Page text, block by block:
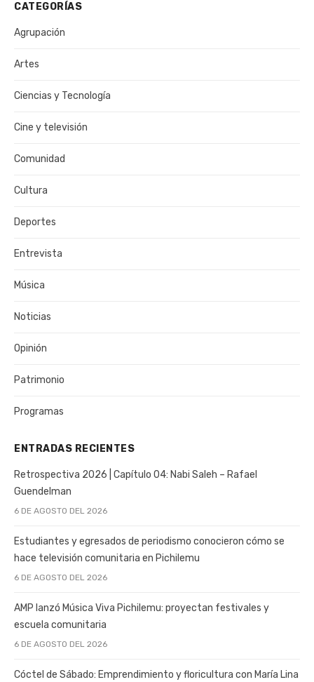
CATEGORÍAS
Agrupación
Artes
Ciencias y Tecnología
Cine y televisión
Comunidad
Cultura
Deportes
Entrevista
Música
Noticias
Opinión
Patrimonio
Programas
ENTRADAS RECIENTES
Retrospectiva 2026 | Capítulo 04: Nabi Saleh – Rafael
Guendelman
6 DE AGOSTO DEL 2026
Estudiantes y egresados de periodismo conocieron cómo se
hace televisión comunitaria en Pichilemu
6 DE AGOSTO DEL 2026
AMP lanzó Música Viva Pichilemu: proyectan festivales y
escuela comunitaria
6 DE AGOSTO DEL 2026
Cóctel de Sábado: Emprendimiento y floricultura con María Lina